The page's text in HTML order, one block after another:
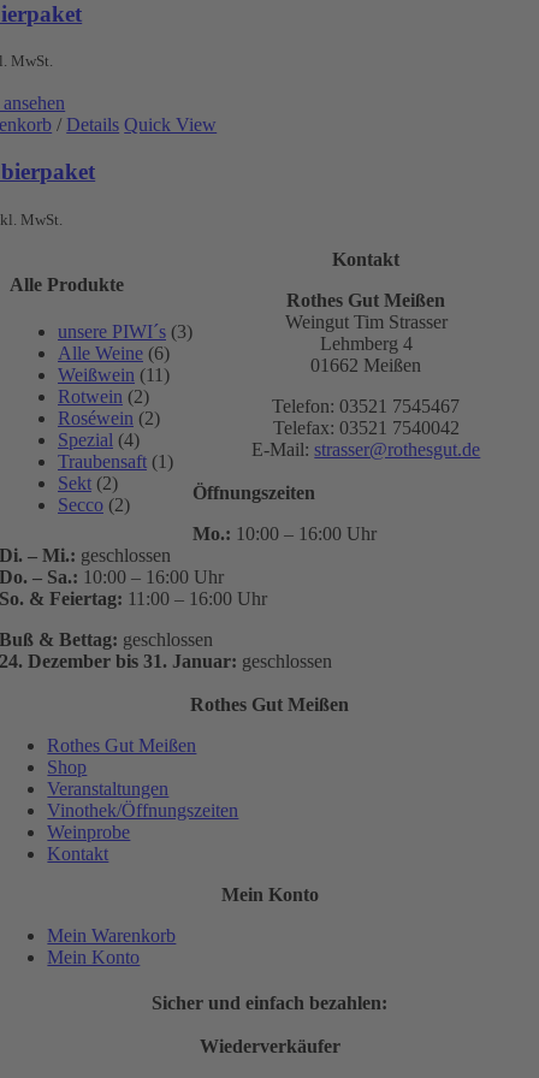
MwSt.
/ Details Quick View
MwSt.
Alle Produkte
unsere PIWI´s (3)
Alle Weine (6)
Weißwein (11)
Rotwein (2)
Roséwein (2)
Spezial (4)
Traubensaft (1)
Sekt (2)
Secco (2)
Kontakt
Rothes Gut Meißen
Weingut Tim Strasser
Lehmberg 4
01662 Meißen
Telefon: 03521 7545467
Telefax: 03521 7540042
E-Mail:strasser@rothesgut.de
Öffnungszeiten
Mo.: 10:00 – 16:00 Uhr
Di. – Mi.: geschlossen
Do. – Sa.: 10:00 – 16:00 Uhr
So. & Feiertag: 11:00 – 16:00 Uhr
Buß & Bettag: geschlossen
24. Dezember bis 31. Januar: geschlossen
Rothes Gut Meißen
Rothes Gut Meißen
Shop
Veranstaltungen
Vinothek/Öffnungszeiten
Weinprobe
Kontakt
Mein Konto
Mein Warenkorb
Mein Konto
Sicher und einfach bezahlen:
Wiederverkäufer